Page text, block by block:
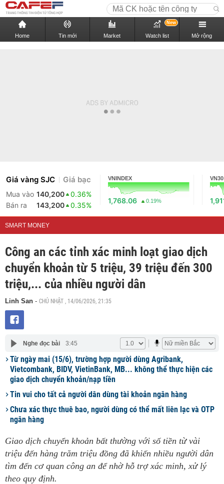
Home Tin mới Market Watch list
New
Mở rộng
Giá vàng SJC Giá bạc
Mua vào 140,200
0.36%
Bán ra
143,200 0.35%
VNINDEX
1,768.06 0.19%
VN30
SMART MONEY
Công an các tỉnh xác minh loạt giao dịch
chuyển khoản từ 5 triệu, 39 triệu đến 300
triệu,... của nhiều người dân
Linh San - CHỦ NHẬT , 14/06/2026, 21:35
Nghe đọc bài 3:45
Từ ngày mai (15/6), trường hợp người dùng Agribank,
Vietcombank, BIDV, VietinBank, MB... không thể thực hiện các
giao dịch chuyển khoản/nạp tiền
Tin vui cho tất cả người dân dùng tài khoản ngân hàng
Chưa xác thực thuê bao, người dùng có thể mất liên lạc và OTP
ngân hàng
Giao dịch chuyển khoản bất thường với số tiền từ vài
triệu đến hàng trăm triệu đồng đã khiến nhiều người dân
tìm đến cơ quan công an để nhờ hỗ trợ xác minh, xử lý
theo quy định.